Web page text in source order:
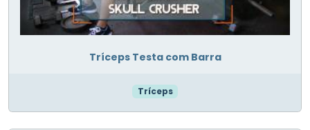
Tríceps Testa com Barra
Tríceps